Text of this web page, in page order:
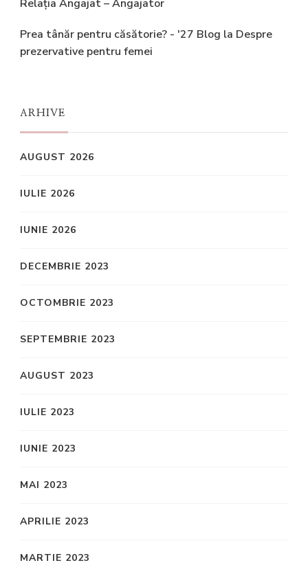
Relația Angajat – Angajator
Prea tânăr pentru căsătorie? - '27 Blog la Despre
prezervative pentru femei
ARHIVE
AUGUST 2026
IULIE 2026
IUNIE 2026
DECEMBRIE 2023
OCTOMBRIE 2023
SEPTEMBRIE 2023
AUGUST 2023
IULIE 2023
IUNIE 2023
MAI 2023
APRILIE 2023
MARTIE 2023